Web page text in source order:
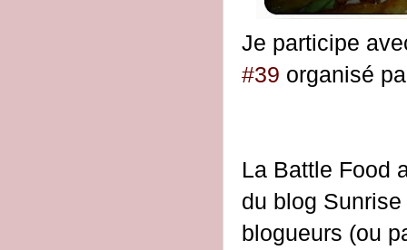
Je participe
#39 organisé
La Battle Food
du blog
blogueurs (ou